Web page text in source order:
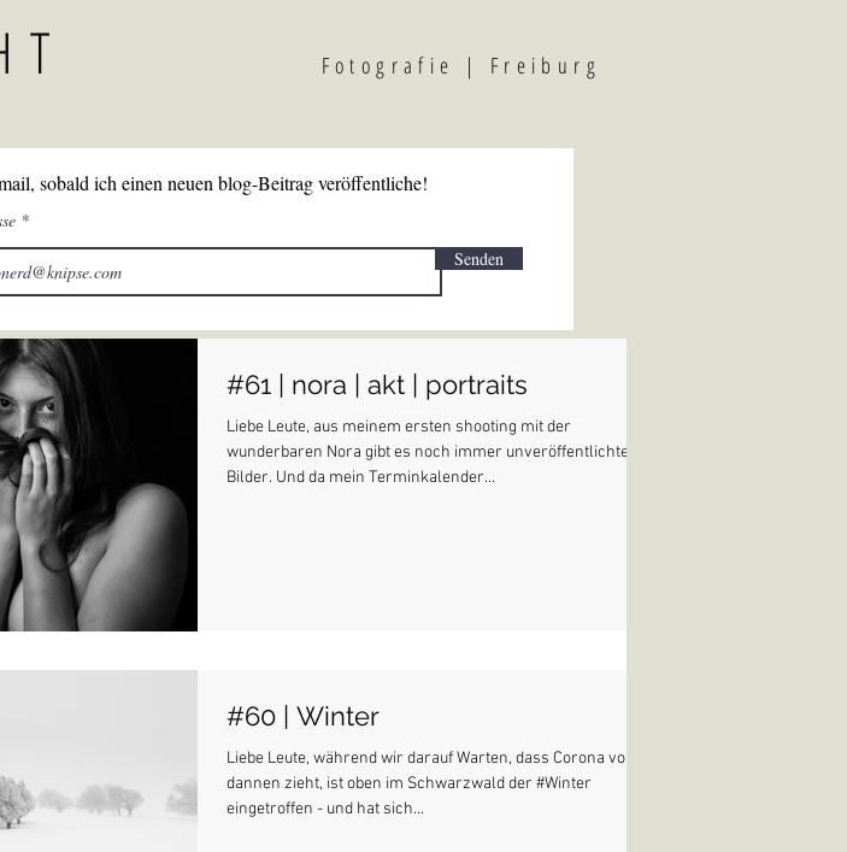
F otografie | Freiburg
sobald ich einen neuen blog-Beitrag veröffentliche!
Senden
#61 | nora | akt | portraits
Liebe Leute, aus meinem ersten shooting mit der
wunderbaren Nora gibt es noch immer unveröffentlichte
Bilder. Und da mein Terminkalender...
#60 | Winter
Liebe Leute, während wir darauf Warten, dass Corona von
dannen zieht, ist oben im Schwarzwald der #Winter
eingetroffen - und hat sich...